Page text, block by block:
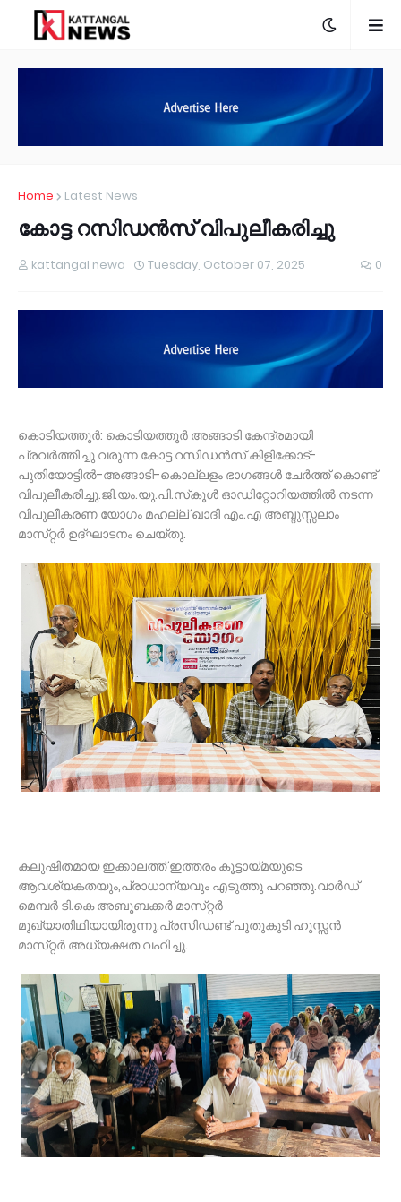
Home Latest News
കോട്ട റസിഡൻസ് വിപുലീകരിച്ചു
kattangal newa Tuesday, October 07, 2025 0
കൊടിയത്തൂർ: കൊടിയത്തൂർ അങ്ങാടി കേന്ദ്രമായി
പ്രവർത്തിച്ചു വരുന്ന കോട്ട റസിഡൻസ് കിളിക്കോട്-
പുതിയോട്ടിൽ-അങ്ങാടി-കൊല്ലളം ഭാഗങ്ങൾ ചേർത്ത് കൊണ്ട്
വിപുലീകരിച്ചു.ജി.യം.യു.പി.സ്‌കൂൾ ഓഡിറ്റോറിയത്തിൽ നടന്ന
വിപുലീകരണ യോഗം മഹല്ല് ഖാദി എം.എ അബ്ദുസ്സലാം
മാസ്‌റ്റർ ഉദ്‌ഘാടനം ചെയ്തു.
കലുഷിതമായ ഇക്കാലത്ത് ഇത്തരം കൂട്ടായ്മയുടെ
ആവശ്യകതയും,പ്രാധാന്യവും എടുത്തു പറഞ്ഞു.വാർഡ്
മെമ്പർ ടി.കെ അബൂബക്കർ മാസ്‌റ്റർ
മുഖ്യാതിഥിയായിരുന്നു.പ്രസിഡണ്ട് പുതുകുടി ഹുസ്സൻ
മാസ്‌റ്റർ അധ്യക്ഷത വഹിച്ചു.